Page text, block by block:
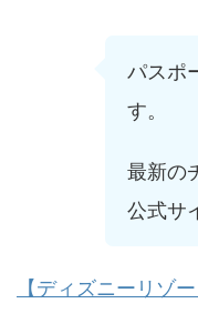
パスポ
す。
最新の
公式サ
【ディズニーリゾ